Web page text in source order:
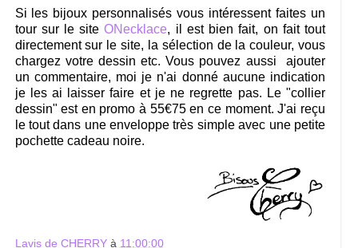
Si les bijoux personnalisés vous intéressent faites un
tour sur le siteONecklace, il est bien fait, on fait tout
directement sur le site, la sélection de la couleur, vous
chargez votre dessin etc. Vous pouvez aussi ajouter
un commentaire, moi je n'ai donné aucune indication
je les ai laisser faire et je ne regrette pas. Le "collier
dessin" est en promo à 55€75 en ce moment. J'ai reçu
le tout dans une enveloppe très simple avec une petite
pochette cadeau noire.
Lavis de CHERRY à 11:00:00